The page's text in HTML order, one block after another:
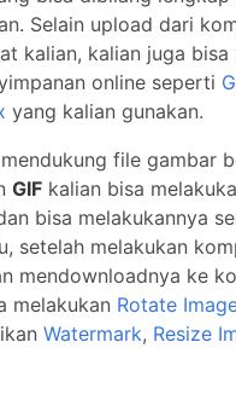
Selain upload dari
kalian, kalian juga
online seperti
yang kalian gunakan.
file gambar
GIF kalian bisa
bisa melakukannya
setelah melakukan
mendownloadnya ke
melakukan Rotate
Watermark, Resize